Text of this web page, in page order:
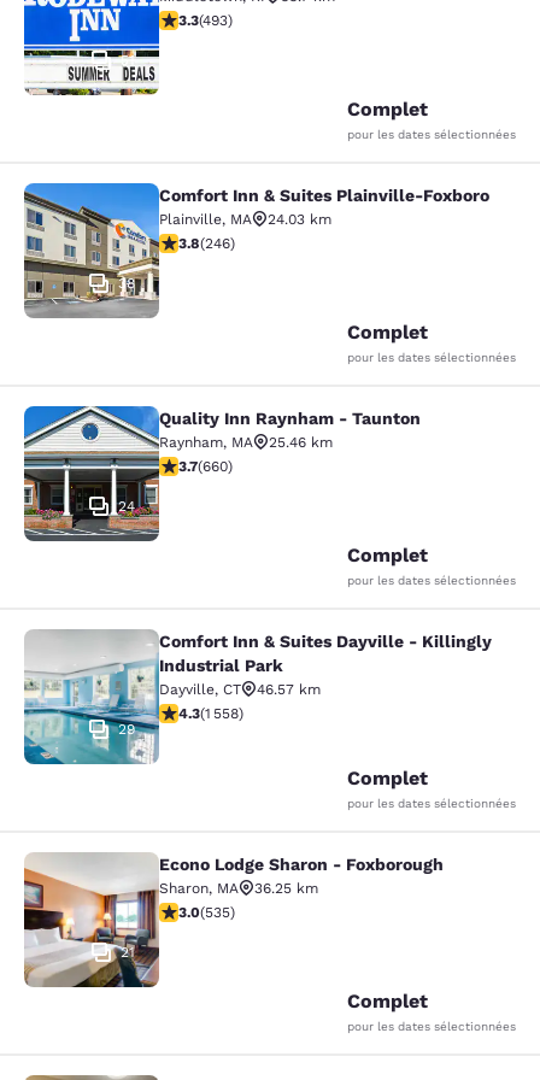
51
3.26 étoiles. Bien. 493 commentaires
3.3(493)
Complet
pour les dates sélectionnées
Comfort Inn & Suites Plainville-
38
Comfort Inn & Suites Plainville-Foxboro
Plainville, MA
24.03 km
3.8 étoiles. Bien. 246 commentaires
3.8(246)
Complet
pour les dates sélectionnées
Quality Inn Raynham - Taunton
24
Quality Inn Raynham - Taunton
Raynham, MA
25.46 km
3.66 étoiles. Bien. 660 commentaires
3.7(660)
Complet
pour les dates sélectionnées
Comfort Inn & Suites Dayville -
29
Comfort Inn & Suites Dayville - Killingly
Industrial Park
Dayville, CT
46.57 km
4.27 étoiles. Excellent. 1558 commentaires
4.3(1 558)
Complet
pour les dates sélectionnées
Econo Lodge Sharon - Foxborough
21
Econo Lodge Sharon - Foxborough
Sharon, MA
36.25 km
3.01 étoiles. Moyen. 535 commentaires
3.0(535)
Complet
pour les dates sélectionnées